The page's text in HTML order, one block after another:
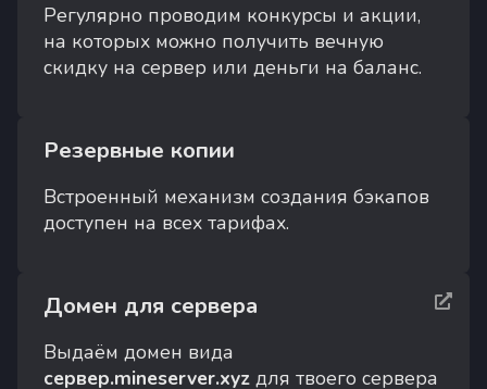
Регулярно проводим конкурсы и акции,
на которых можно получить вечную
скидку на сервер или деньги на баланс.
Резервные копии
Встроенный механизм создания бэкапов
доступен на всех тарифах.
Домен для сервера
Выдаём домен вида
сервер.mineserver.xyz для твоего сервера